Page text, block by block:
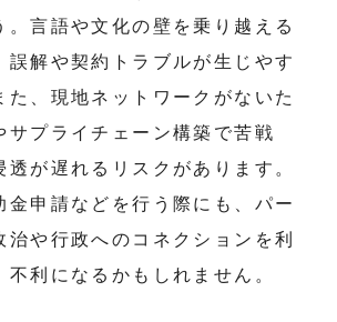
。言語や文化の壁を乗り越える
誤解や契約トラブルが生じやす
た、現地ネットワークがないた
サプライチェーン構築で苦戦
透が遅れるリスクがあります。
金申請などを行う際にも、パー
治や行政へのコネクションを利
不利になるかもしれません。